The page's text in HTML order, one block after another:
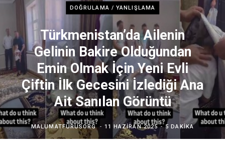
DOĞRULAMA / YANLIŞLAMA
Türkmenistan’da Ailenin
Gelinin Bakire Olduğundan
Emin Olmak İçin Yeni Evli
Çiftin İlk Gecesini İzlediği Ana
Ait Sanılan Görüntü
MALUMATFURUSORG 11 HAZIRAN 2025 5 DAKIKA